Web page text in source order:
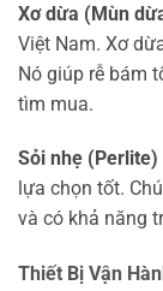
Xơ dừa (Mùn
Việt Nam. Xơ
Nó giúp rễ bám
tìm mua.
Sỏi nhẹ (Perlite)
lựa chọn tốt.
và có khả năng
Thiết Bị Vận